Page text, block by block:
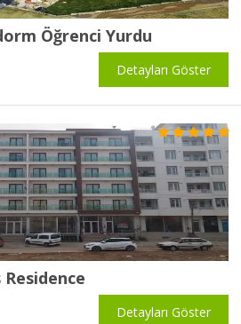
Öğrenci Yurdu
Detayları Göster
Residence
Detayları Göster